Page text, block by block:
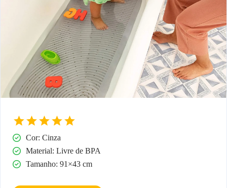
Cor: Cinza
Material: Livre de BPA
Tamanho: 91×43 cm